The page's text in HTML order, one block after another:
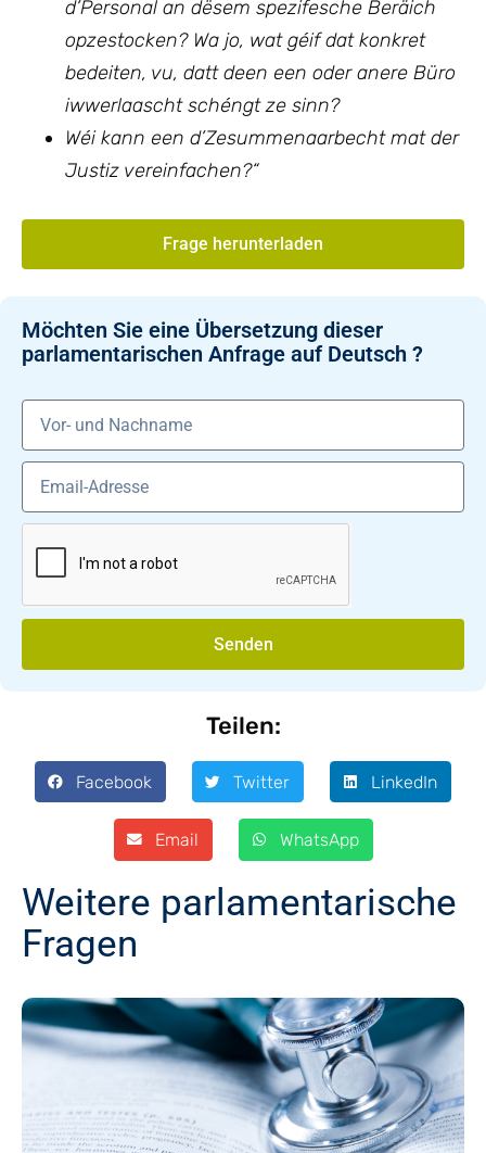
d’Personal an dësem spezifesche Beräich
opzestocken? Wa jo, wat géif dat konkret
bedeiten, vu, datt deen een oder anere Büro
iwwerlaascht schéngt ze sinn?
Wéi kann een d’Zesummenaarbecht mat der
Justiz vereinfachen?“
Frage herunterladen
Möchten Sie eine Übersetzung dieser
parlamentarischen Anfrage auf Deutsch ?
Senden
Teilen:
Facebook Twitter LinkedIn
Email WhatsApp
Weitere parlamentarische
Fragen